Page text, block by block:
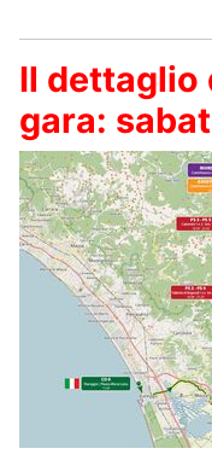
Il dettaglio
gara: